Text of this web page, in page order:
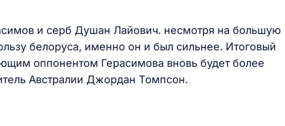
и серб Душан Лайович. несмотря на большую
белоруса, именно он и был сильнее. Итоговый
оппонентом Герасимова вновь будет более
Австралии Джордан Томпсон.